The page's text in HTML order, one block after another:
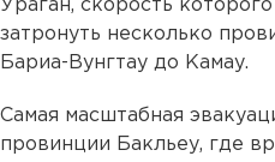
Ураган, скорость
затронуть несколько
Бариа-Вунгтау до Камау.
Самая масштабная
провинции Бакльеу, где